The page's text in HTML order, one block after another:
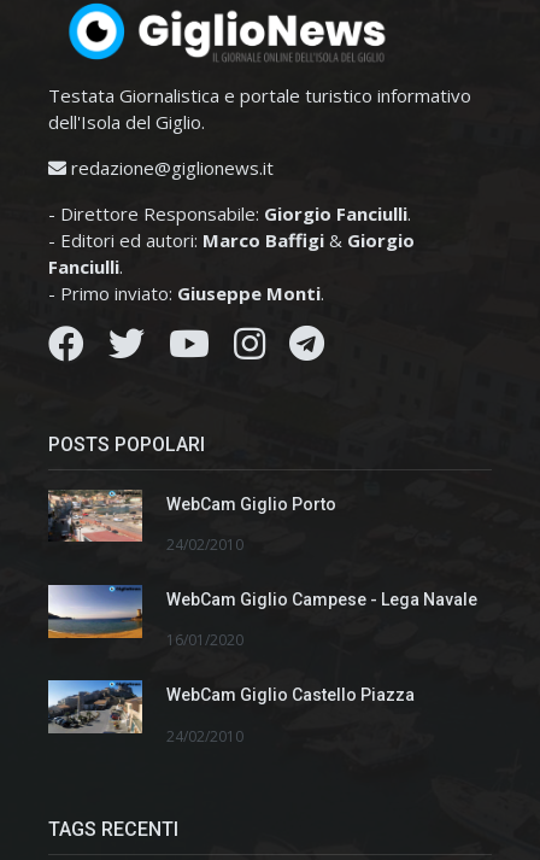
Testata Giornalistica e portale turistico informativo
dell'Isola del Giglio.
redazione@giglionews.it
- Direttore Responsabile: Giorgio Fanciulli.
- Editori ed autori: Marco Baffigi & Giorgio
Fanciulli.
- Primo inviato: Giuseppe Monti.
POSTS POPOLARI
WebCam Giglio Porto
24/02/2010
WebCam Giglio Campese - Lega Navale
16/01/2020
WebCam Giglio Castello Piazza
24/02/2010
TAGS RECENTI